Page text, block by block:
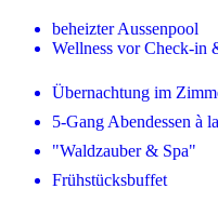
beheizter Aussenpool
Wellness vor Check-in
Übernachtung im
5-Gang Abendessen à
"Waldzauber & Spa"
Frühstücksbuffet